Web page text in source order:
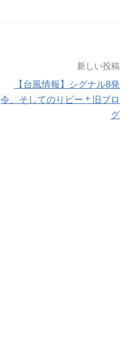
新しい投稿
【台風情報】シグナル8発
令、そしてのりピー＊旧ブロ
グ